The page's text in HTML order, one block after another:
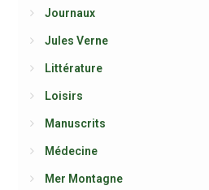
Journaux
Jules Verne
Littérature
Loisirs
Manuscrits
Médecine
Mer Montagne